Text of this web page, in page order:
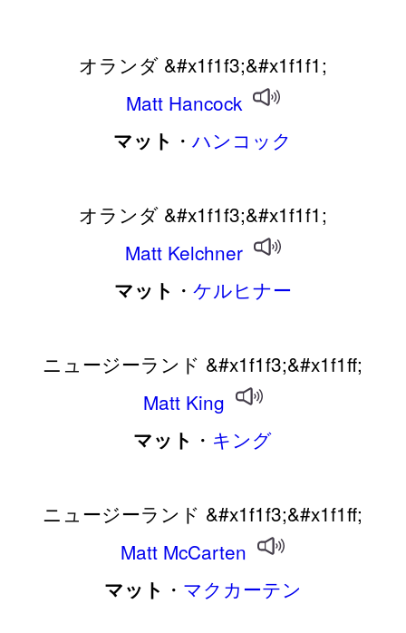
オランダ &#x1f1f3;&#x1f1f1;
Matt Hancock
マット ・ハンコック
オランダ &#x1f1f3;&#x1f1f1;
Matt Kelchner
マット ・ ケルヒナー
ニュージーランド &#x1f1f3;&#x1f1ff;
Matt King
マット ・ キング
ニュージーランド &#x1f1f3;&#x1f1ff;
Matt McCarten
マット ・ マクカーテン